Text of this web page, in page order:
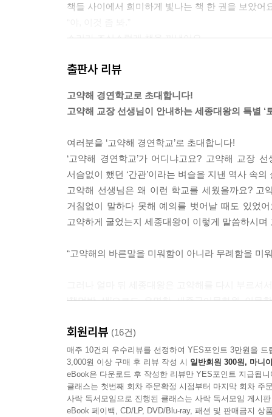
책들 사이에서 희미하게 빛나는 책 한 권을 보았
소리가 조심스럽게 책을 꺼냈어요.
--- p.18
눈을 떴을 때, 다섯 친구는 낯선 곳에 서 있었어요.
“왔구나!”
“어서 오너라. 여기가 그 유명한 고약해 경연학교란
아이들은 신기한 듯 두리번두리번 주위를 둘러보
“우아, 진짜 우리가 조선 시대에 오다니!”
--- p.34
그때였어요.
“소인이…… 소인이…….”
우직아, 기억하거라. 날카로운 말은 칼과 같단다.
뜻하게 전해진단다.”
“네, 교장 선생님.”
조선 학동들이 헤어지기 아쉬운 듯 손을 흔들었어
“다음에 또 와!”
출판사 리뷰
고약해 경연학교로 초대합니다!
고약해 교장 선생님이 안내하는 세종대왕의 특별 ‘
여러분을 ‘고약해 경연학교’로 초대합니다!
‘고약해 경연학교’가 어디냐고요? 고약해 교장
서슴없이 했던 ‘간관’이라는 벼슬을 지낸 역사 속
고약해 선생님은 왜 이런 학교를 세웠을까요? 고
거침없이 말하다 못해 예의를 벗어날 때도 있었
고약하게 굴었는지 세종대왕이 이렇게 말씀하시
“고약해의 바른말을 미워함이 아니라 무례함을 미
‘책먹방 샘’으로도 유명한 세종국어문화원 인
토론법’을 알려주는 이야기지요.
책먹방 샘은 임금과 신하가 지위를 따지지 않고
싶었어요. 세종대왕의 경청법, 질문법, 함께 생각
되었답니다! 자, 그럼 우리 함께 고약해 교장 선생
토론 토론 세종처럼
회원리뷰 (16건)
매주 10건의 우수리뷰를 선정하여 YES포인트 3만원을 드
3,000원 이상 구매 후 리뷰 작성 시 일반회원 300원, 마니
eBook은 다운로드 후 작성한 리뷰만 YES포인트 지급됩니
클래스는 첫번째 회차 주문확정 시점부터 마지막 회차 주
사락 독서모임으로 진행된 클래스는 사락 독서모임 게시
eBook 페이백, CD/LP, DVD/Blu-ray, 패션 및 판매금지 상